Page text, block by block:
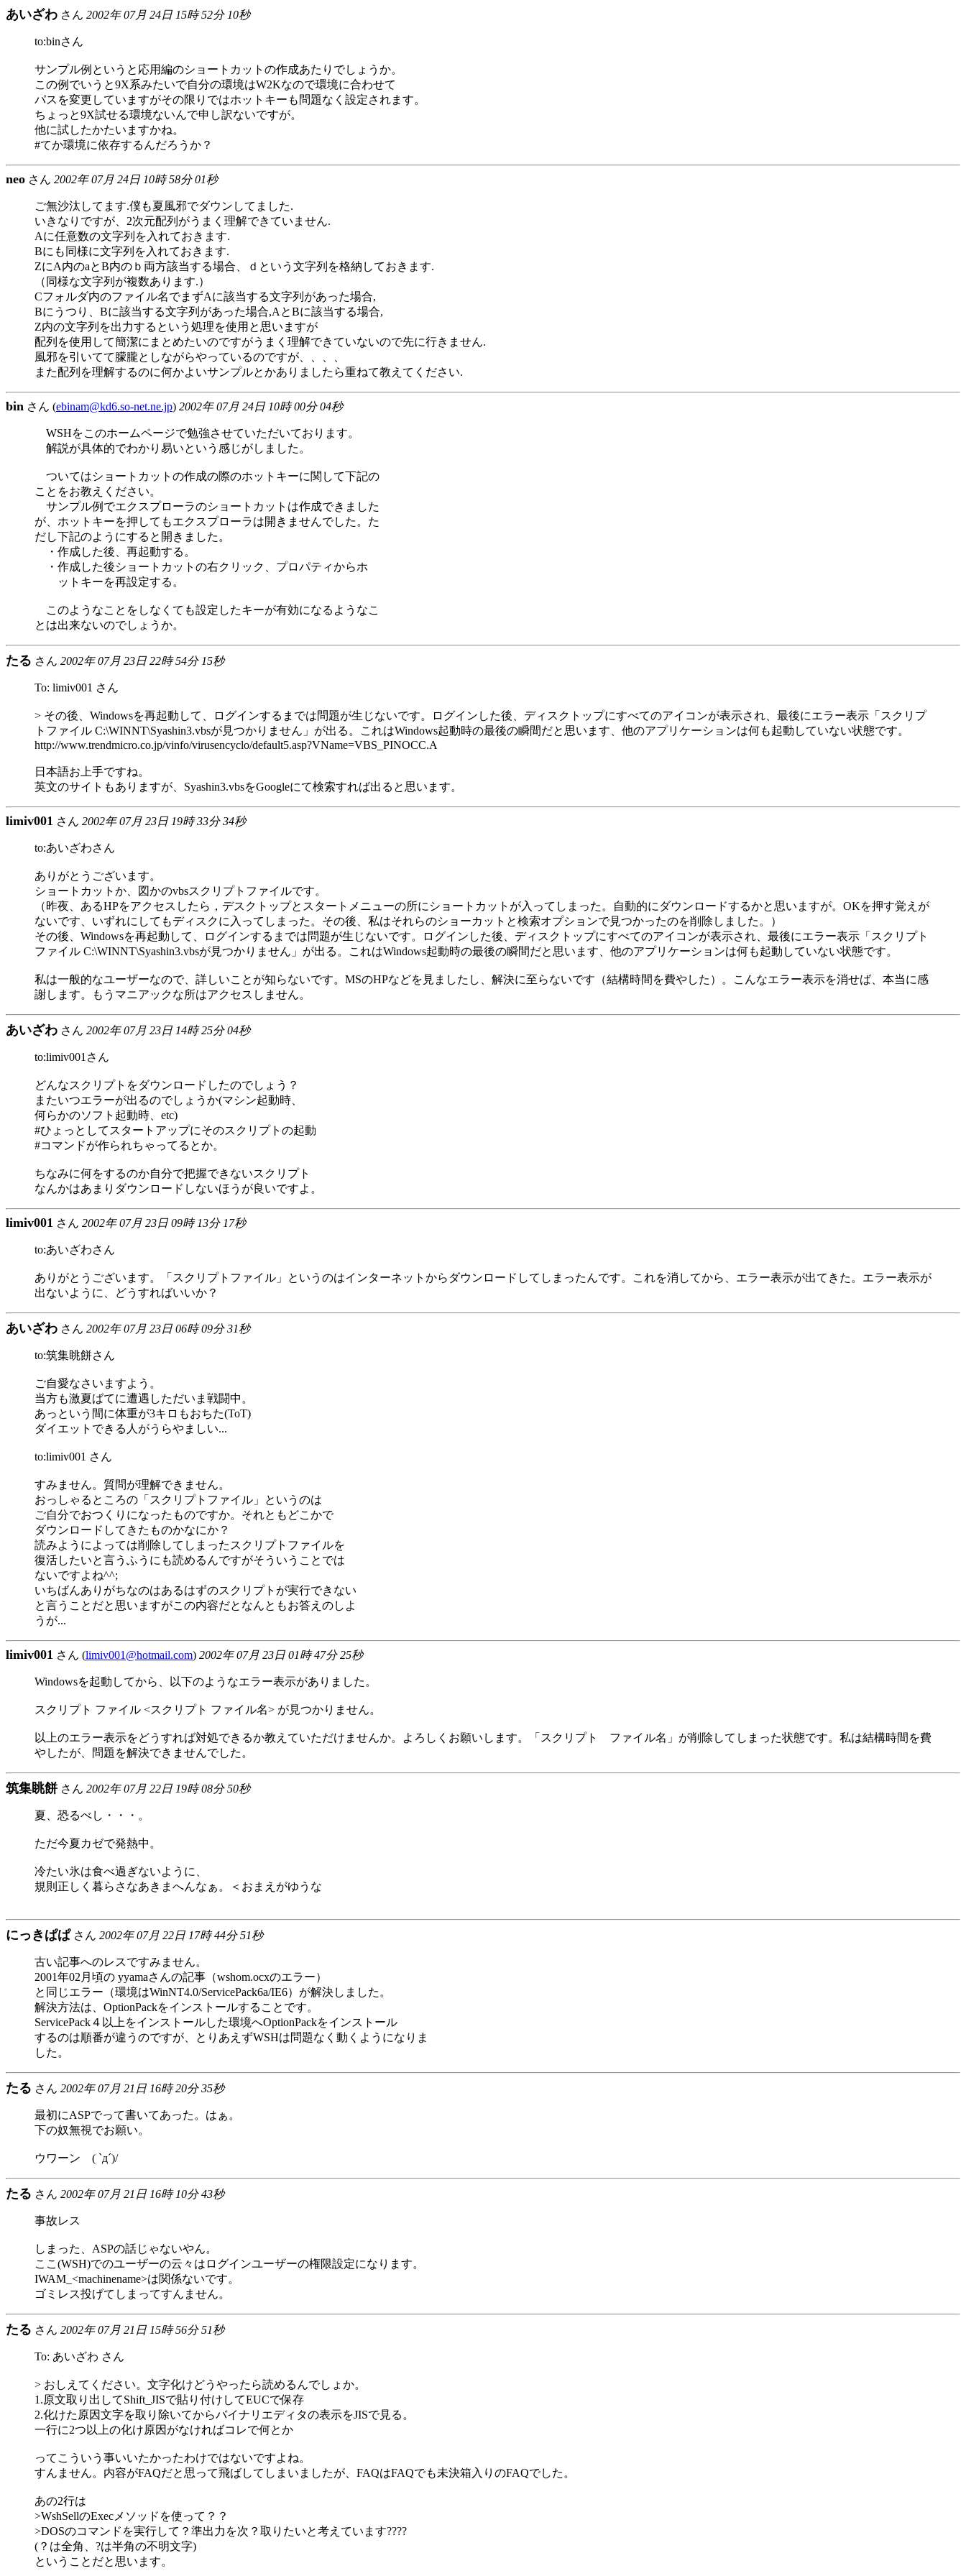
あいざわ さん 2002年 07月 24日 15時 52分 10秒
to:binさん
サンプル例というと応用編のショートカットの作成あたりでしょうか。
この例でいうと9X系みたいで自分の環境はW2Kなので環境に合わせて
パスを変更していますがその限りではホットキーも問題なく設定されます。
ちょっと9X試せる環境ないんで申し訳ないですが。
他に試したかたいますかね。
#てか環境に依存するんだろうか？
neo さん 2002年 07月 24日 10時 58分 01秒
ご無沙汰してます.僕も夏風邪でダウンしてました.
いきなりですが、2次元配列がうまく理解できていません.
Aに任意数の文字列を入れておきます.
Bにも同様に文字列を入れておきます.
ZにA内のaとB内のｂ両方該当する場合、ｄという文字列を格納しておきます.
（同様な文字列が複数あります.）
Cフォルダ内のファイル名でまずAに該当する文字列があった場合,
Bにうつり、Bに該当する文字列があった場合,AとBに該当する場合,
Z内の文字列を出力するという処理を使用と思いますが
配列を使用して簡潔にまとめたいのですがうまく理解できていないので先に行きません.
風邪を引いてて朦朧としながらやっているのですが、、、、
また配列を理解するのに何かよいサンプルとかありましたら重ねて教えてください.
bin さん (ebinam@kd6.so-net.ne.jp) 2002年 07月 24日 10時 00分 04秒
WSHをこのホームページで勉強させていただいております。
解説が具体的でわかり易いという感じがしました。
ついてはショートカットの作成の際のホットキーに関して下記の
ことをお教えください。
サンプル例でエクスプローラのショートカットは作成できました
が、ホットキーを押してもエクスプローラは開きませんでした。た
だし下記のようにすると開きました。
・作成した後、再起動する。
・作成した後ショートカットの右クリック、プロパティからホ
ットキーを再設定する。
このようなことをしなくても設定したキーが有効になるようなこ
とは出来ないのでしょうか。
たる さん 2002年 07月 23日 22時 54分 15秒
To: limiv001 さん
> その後、Windowsを再起動して、ログインするまでは問題が生じないです。ログインした後、ディスクトップにすべてのアイコンが表示され、最後にエラー表示「スクリプ
トファイル C:\WINNT\Syashin3.vbsが見つかりません」が出る。これはWindows起動時の最後の瞬間だと思います、他のアプリケーションは何も起動していない状態です。
http://www.trendmicro.co.jp/vinfo/virusencyclo/default5.asp?VName=VBS_PINOCC.A
日本語お上手ですね。
英文のサイトもありますが、Syashin3.vbsをGoogleにて検索すれば出ると思います。
limiv001 さん 2002年 07月 23日 19時 33分 34秒
to:あいざわさん
ありがとうございます。
ショートカットか、図かのvbsスクリプトファイルです。
（昨夜、あるHPをアクセスしたら，デスクトップとスタートメニューの所にショートカットが入ってしまった。自動的にダウンロードするかと思いますが。OKを押す覚えが
ないです、いずれにしてもディスクに入ってしまった。その後、私はそれらのショーカットと検索オプションで見つかったのを削除しました。）
その後、Windowsを再起動して、ログインするまでは問題が生じないです。ログインした後、ディスクトップにすべてのアイコンが表示され、最後にエラー表示「スクリプト
ファイル C:\WINNT\Syashin3.vbsが見つかりません」が出る。これはWindows起動時の最後の瞬間だと思います、他のアプリケーションは何も起動していない状態です。
私は一般的なユーザーなので、詳しいことが知らないです。MSのHPなどを見ましたし、解決に至らないです（結構時間を費やした）。こんなエラー表示を消せば、本当に感
謝します。もうマニアックな所はアクセスしません。
あいざわ さん 2002年 07月 23日 14時 25分 04秒
to:limiv001さん
どんなスクリプトをダウンロードしたのでしょう？
またいつエラーが出るのでしょうか(マシン起動時、
何らかのソフト起動時、etc)
#ひょっとしてスタートアップにそのスクリプトの起動
#コマンドが作られちゃってるとか。
ちなみに何をするのか自分で把握できないスクリプト
なんかはあまりダウンロードしないほうが良いですよ。
limiv001 さん 2002年 07月 23日 09時 13分 17秒
to:あいざわさん
ありがとうございます。「スクリプトファイル」というのはインターネットからダウンロードしてしまったんです。これを消してから、エラー表示が出てきた。エラー表示が
出ないように、どうすればいいか？
あいざわ さん 2002年 07月 23日 06時 09分 31秒
to:筑集眺餅さん
ご自愛なさいますよう。
当方も激夏ばてに遭遇しただいま戦闘中。
あっという間に体重が3キロもおちた(ToT)
ダイエットできる人がうらやましい...
to:limiv001 さん
すみません。質問が理解できません。
おっしゃるところの「スクリプトファイル」というのは
ご自分でおつくりになったものですか。それともどこかで
ダウンロードしてきたものかなにか？
読みようによっては削除してしまったスクリプトファイルを
復活したいと言うふうにも読めるんですがそういうことでは
ないですよね^^;
いちばんありがちなのはあるはずのスクリプトが実行できない
と言うことだと思いますがこの内容だとなんともお答えのしよ
うが...
limiv001 さん (limiv001@hotmail.com) 2002年 07月 23日 01時 47分 25秒
Windowsを起動してから、以下のようなエラー表示がありました。
スクリプト ファイル <スクリプト ファイル名> が見つかりません。
以上のエラー表示をどうすれば対処できるか教えていただけませんか。よろしくお願いします。「スクリプト ファイル名」が削除してしまった状態です。私は結構時間を費
やしたが、問題を解決できませんでした。
筑集眺餅 さん 2002年 07月 22日 19時 08分 50秒
夏、恐るべし・・・。
ただ今夏カゼで発熱中。
冷たい氷は食べ過ぎないように、
規則正しく暮らさなあきまへんなぁ。＜おまえがゆうな
にっきぱぱさん 2002年 07月 22日 17時 44分 51秒
古い記事へのレスですみません。
2001年02月頃の yyamaさんの記事（wshom.ocxのエラー）
と同じエラー（環境はWinNT4.0/ServicePack6a/IE6）が解決しました。
解決方法は、OptionPackをインストールすることです。
ServicePack４以上をインストールした環境へOptionPackをインストール
するのは順番が違うのですが、とりあえずWSHは問題なく動くようになりま
した。
たる さん 2002年 07月 21日 16時 20分 35秒
最初にASPでって書いてあった。はぁ。
下の奴無視でお願い。
ウワーンゝ( `д´)/
たる さん 2002年 07月 21日 16時 10分 43秒
事故レス
しまった、ASPの話じゃないやん。
ここ(WSH)でのユーザーの云々はログインユーザーの権限設定になります。
IWAM_<machinename>は関係ないです。
ゴミレス投げてしまってすんません。
たる さん 2002年 07月 21日 15時 56分 51秒
To: あいざわ さん
> おしえてください。文字化けどうやったら読めるんでしょか。
1.原文取り出してShift_JISで貼り付けしてEUCで保存
2.化けた原因文字を取り除いてからバイナリエディタの表示をJISで見る。
一行に2つ以上の化け原因がなければコレで何とか
ってこういう事いいたかったわけではないですよね。
すんません。内容がFAQだと思って飛ばしてしまいましたが、FAQはFAQでも未決箱入りのFAQでした。
あの2行は
>WshSellのExecメソッドを使って？？
>DOSのコマンドを実行して？準出力を次？取りたいと考えています????
(？は全角、?は半角の不明文字)
ということだと思います。